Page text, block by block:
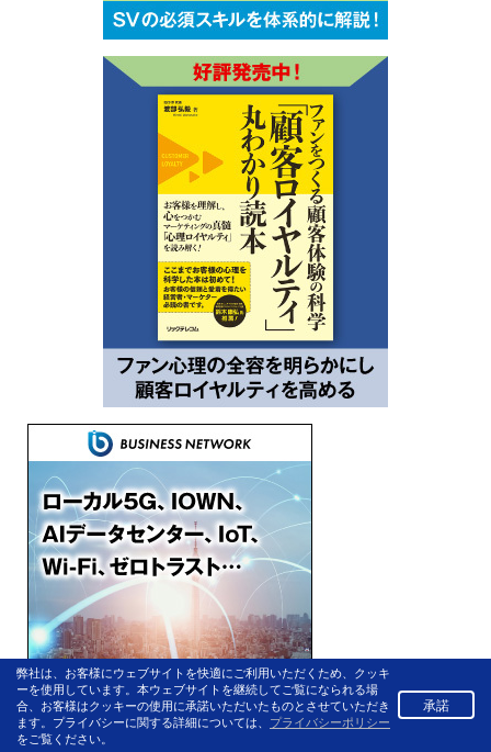
弊社は、お客様にウェブサイトを快適にご利用いただくため、クッキ
ーを使用しています。本ウェブサイトを継続してご覧になられる場
合、お客様はクッキーの使用に承諾いただいたものとさせていただき
ます。プライバシーに関する詳細については、 プライバシーポリシー
をご覧ください。
承諾